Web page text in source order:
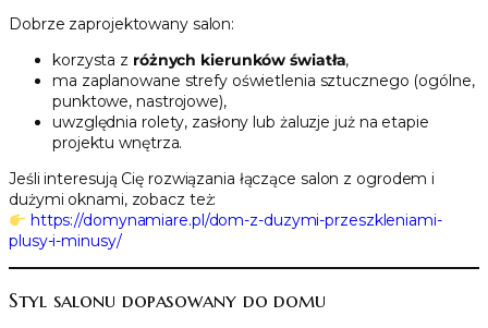
Dobrze zaprojektowany salon:
korzysta z różnych kierunków światła,
ma zaplanowane strefy oświetlenia sztucznego (ogólne,
punktowe, nastrojowe),
uwzględnia rolety, zasłony lub żaluzje już na etapie
projektu wnętrza.
Jeśli interesują Cię rozwiązania łączące salon z ogrodem i
dużymi oknami, zobacz też:
https://domynamiare.pl/dom-z-duzymi-przeszkleniami-
plusy-i-minusy/
Styl salonu dopasowany do domu